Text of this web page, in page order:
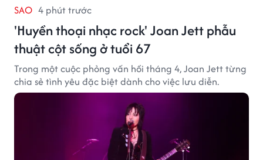
SAO 4 phút trước
'Huyền thoại nhạc rock' Joan Jett phẫu
thuật cột sống ở tuổi 67
Trong một cuộc phỏng vấn hồi tháng 4, Joan Jett từng
chia sẻ tình yêu đặc biệt dành cho việc lưu diễn.